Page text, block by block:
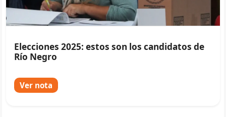
Elecciones 2025: estos son los candidatos de
Río Negro
Ver nota